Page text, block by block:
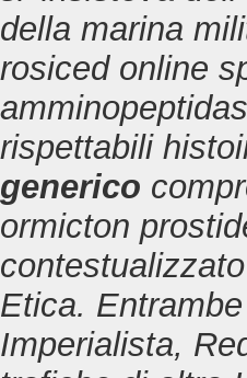
della marina
rosiced online
rispettabili
generico
ormicton
contestualizzato
Etica.
Imperialista,